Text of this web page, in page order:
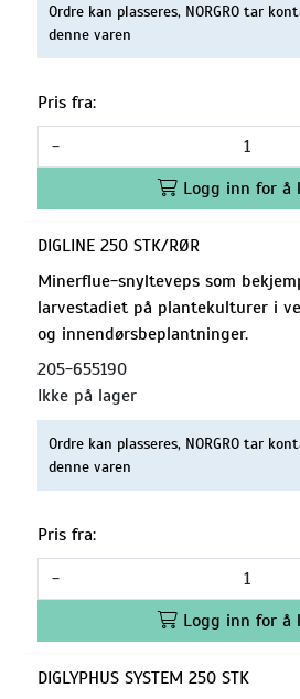
Ordre kan plasseres, NORGRO tar
denne varen
Pris fra:
-
Logg inn for å
DIGLINE 250 STK/RØR
Minerflue-snylteveps som
larvestadiet på plantekulturer i
og innendørsbeplantninger.
205-655190
Ikke på lager
Ordre kan plasseres, NORGRO tar
denne varen
Pris fra:
-
Logg inn for å
DIGLYPHUS SYSTEM 250 STK